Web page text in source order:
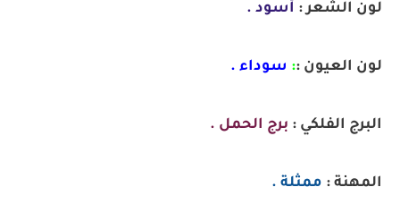
لون الشعر : أسود .
لون العيون :: سوداء .
البرج الفلكي : برج الحمل .
المهنة : ممثلة .